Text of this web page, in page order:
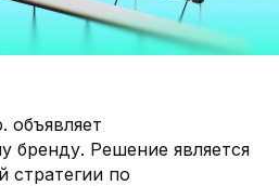
объявляет
бренду. Решение является
стратегии по